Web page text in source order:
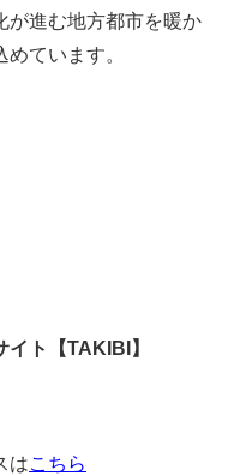
が進む地方都市を暖か
ています。
ト【TAKIBI】
はこちら